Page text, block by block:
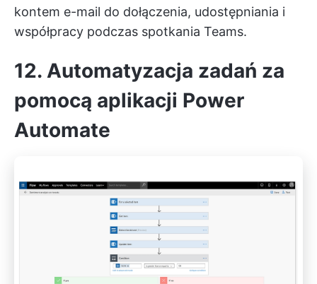
kontem e-mail do dołączenia, udostępniania i
współpracy podczas spotkania Teams.
12. Automatyzacja zadań za
pomocą aplikacji Power
Automate